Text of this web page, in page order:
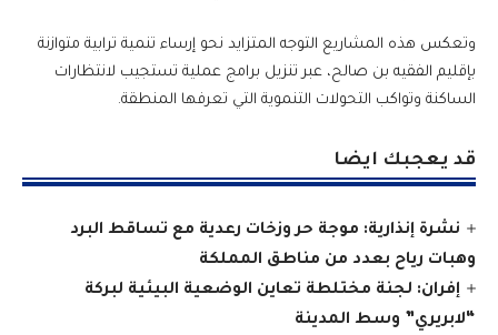
وتعكس هذه المشاريع التوجه المتزايد نحو إرساء تنمية ترابية متوازنة
بإقليم الفقيه بن صالح، عبر تنزيل برامج عملية تستجيب لانتظارات
الساكنة وتواكب التحولات التنموية التي تعرفها المنطقة.
قد يعجبك ايضا
نشرة إنذارية: موجة حر وزخات رعدية مع تساقط البرد
وهبات رياح بعدد من مناطق المملكة
إفران: لجنة مختلطة تعاين الوضعية البيئية لبركة
“لابريري” وسط المدينة